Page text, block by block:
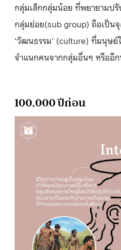
กลุ่มเล็กกลุ่มน้อย ที่พยายามป
กลุ่มย่อย(sub group) ถือเป็น
‘วัฒนธรรม’ (culture) ที่มนุษย์
จำแนกคนจากกลุ่มอื่นๆ หรืออี
100,000 ปีก่อน